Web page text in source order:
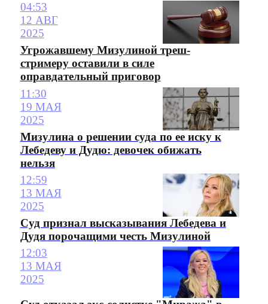
04:53
12 АВГ
2025
Угрожавшему Мизулиной треш-
стримеру оставили в силе
оправдательный приговор
11:30
19 МАЯ
2025
Мизулина о решении суда по ее иску к
Лебедеву и Дудю: девочек обижать
нельзя
12:59
13 МАЯ
2025
Суд признал высказывания Лебедева и
Дудя порочащими честь Мизулиной
12:03
13 МАЯ
2025